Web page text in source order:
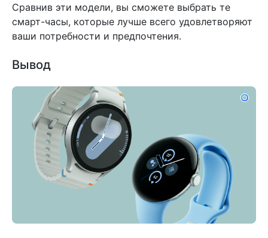
Сравнив эти модели, вы сможете выбрать те
смарт-часы, которые лучше всего удовлетворяют
ваши потребности и предпочтения.
Вывод